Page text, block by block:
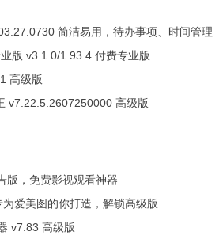
简洁易用，待办事项、时间管理
版 v3.1.0/1.93.4 付费专业版
高级版
v7.22.5.2607250000 高级版
版，免费影视观看神器
爱美图的你打造，解锁高级版
v7.83 高级版